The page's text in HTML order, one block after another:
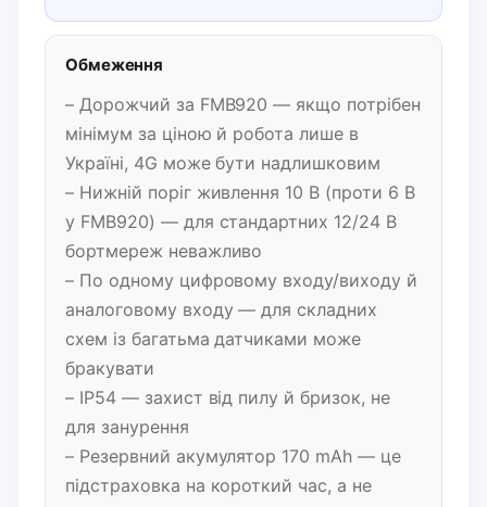
Обмеження
– Дорожчий за FMB920 — якщо потрібен
мінімум за ціною й робота лише в
Україні, 4G може бути надлишковим
– Нижній поріг живлення 10 В (проти 6 В
у FMB920) — для стандартних 12/24 В
бортмереж неважливо
– По одному цифровому входу/виходу й
аналоговому входу — для складних
схем із багатьма датчиками може
бракувати
– IP54 — захист від пилу й бризок, не
для занурення
– Резервний акумулятор 170 mAh — це
підстраховка на короткий час, а не